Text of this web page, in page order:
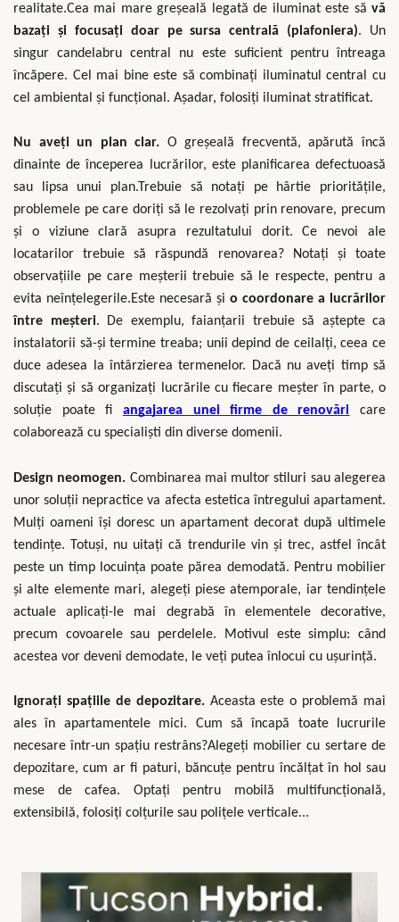
realitate.Cea mai mare greșeală legată de iluminat este să vă
bazați și focusați doar pe sursa centrală (plafoniera). Un
singur candelabru central nu este suficient pentru întreaga
încăpere. Cel mai bine este să combinați iluminatul central cu
cel ambiental și funcțional. Așadar, folosiți iluminat stratificat.
Nu aveți un plan clar. O greșeală frecventă, apărută încă
dinainte de începerea lucrărilor, este planificarea defectuoasă
sau lipsa unui plan.Trebuie să notați pe hârtie prioritățile,
problemele pe care doriți să le rezolvați prin renovare, precum
și o viziune clară asupra rezultatului dorit. Ce nevoi ale
locatarilor trebuie să răspundă renovarea? Notați și toate
observațiile pe care meșterii trebuie să le respecte, pentru a
evita neînțelegerile.Este necesară și o coordonare a lucrărilor
între meșteri. De exemplu, faianțarii trebuie să aștepte ca
instalatorii să-și termine treaba; unii depind de ceilalți, ceea ce
duce adesea la întârzierea termenelor. Dacă nu aveți timp să
discutați și să organizați lucrările cu fiecare meșter în parte, o
soluție poate fi angajarea unei firme de renovări care
colaborează cu specialiști din diverse domenii.
Design neomogen. Combinarea mai multor stiluri sau alegerea
unor soluții nepractice va afecta estetica întregului apartament.
Mulți oameni își doresc un apartament decorat după ultimele
tendințe. Totuși, nu uitați că trendurile vin și trec, astfel încât
peste un timp locuința poate părea demodată. Pentru mobilier
și alte elemente mari, alegeți piese atemporale, iar tendințele
actuale aplicați-le mai degrabă în elementele decorative,
precum covoarele sau perdelele. Motivul este simplu: când
acestea vor deveni demodate, le veți putea înlocui cu ușurință.
Ignorați spațiile de depozitare. Aceasta este o problemă mai
ales în apartamentele mici. Cum să încapă toate lucrurile
necesare într-un spațiu restrâns?Alegeți mobilier cu sertare de
depozitare, cum ar fi paturi, băncuțe pentru încălțat în hol sau
mese de cafea. Optați pentru mobilă multifuncțională,
extensibilă, folosiți colțurile sau polițele verticale...